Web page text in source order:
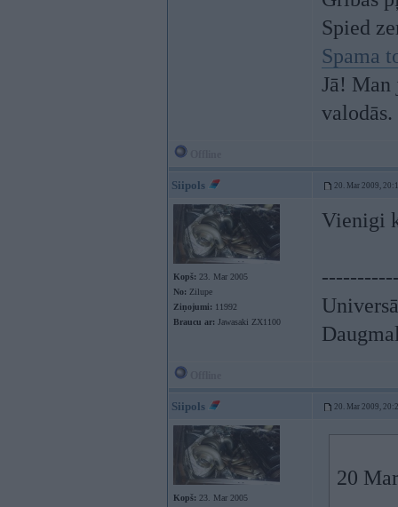
Spied
Spama
Jā! Man
valodās.
Siipols 20. Mar 2009,
Kopš: 23. Mar 2005
No: Zilupe
Ziņojumi: 11992
Braucu ar: Jawasaki ZX1100
Vienigi
Siipols 20. Mar 2009,
Kopš: 23. Mar 2005
20